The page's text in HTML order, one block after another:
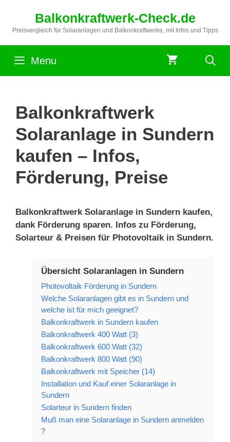
springen
Balkonkraftwerk-Check.de
Preisvergleich für Solaranlagen und Balkonkraftwerke, mit Infos und Tipps
Menu
Balkonkraftwerk
Solaranlage in Sundern
kaufen – Infos,
Förderung, Preise
Balkonkraftwerk Solaranlage in Sundern kaufen,
dank Förderung sparen. Infos zu Förderung,
Solarteur & Preisen für Photovoltaik in Sundern.
Übersicht Solaranlagen in Sundern
Photovoltaik Förderung in Sundern
Welche Solaranlagen gibt es in Sundern und
welche ist für mich geeignet?
Balkonkraftwerk in Sundern kaufen
Balkonkraftwerk 400 Watt (3)
Balkonkraftwerk 600 Watt (32)
Balkonkraftwerk 800 Watt (90)
Balkonkraftwerk mit Speicher (14)
Installation und Kauf einer Solaranlage in
Sundern
Solarteur in Sundern finden
Muß man eine Solaranlage in Sundern anmelden
?